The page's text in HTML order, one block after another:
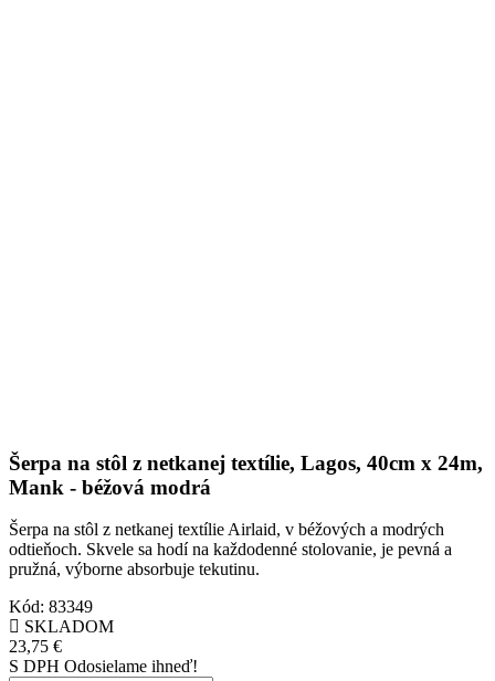
Šerpa na stôl z netkanej textílie, Lagos, 40cm x 24m,
Mank - béžová modrá
Šerpa na stôl z netkanej textílie Airlaid, v béžových a modrých
odtieňoch. Skvele sa hodí na každodenné stolovanie, je pevná a
pružná, výborne absorbuje tekutinu.
Kód: 83349
SKLADOM
23,75 €
S DPH Odosielame ihneď!